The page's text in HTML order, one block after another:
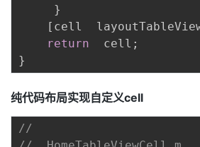
}
[ cell
return
  cell
;
}
纯代码布局实现自定义cell
//